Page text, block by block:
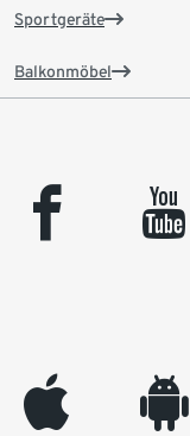
Sportgeräte
Balkonmöbel
facebook youtube
appleinc android